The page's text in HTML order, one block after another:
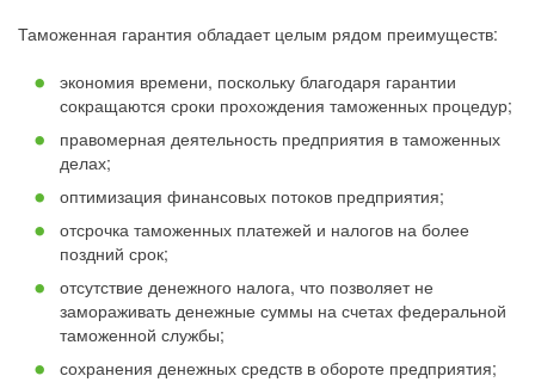
Таможенная гарантия обладает целым рядом преимуществ:
экономия времени, поскольку благодаря гарантии
сокращаются сроки прохождения таможенных процедур;
правомерная деятельность предприятия в таможенных
делах;
оптимизация финансовых потоков предприятия;
отсрочка таможенных платежей и налогов на более
поздний срок;
отсутствие денежного налога, что позволяет не
замораживать денежные суммы на счетах федеральной
таможенной службы;
сохранения денежных средств в обороте предприятия;